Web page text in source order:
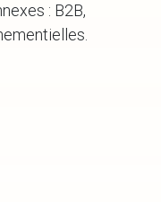
: B2B,